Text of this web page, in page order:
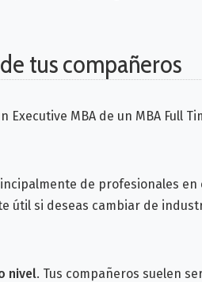
tus compañeros
MBA de un MBA Full
de profesionales en
útil si deseas cambiar de
nivel. Tus compañeros suelen